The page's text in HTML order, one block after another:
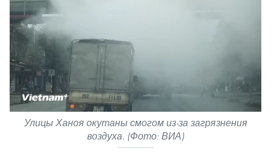
Улицы Ханоя окутаны смогом из-за загрязнения
воздуха. (Фото: ВИА)